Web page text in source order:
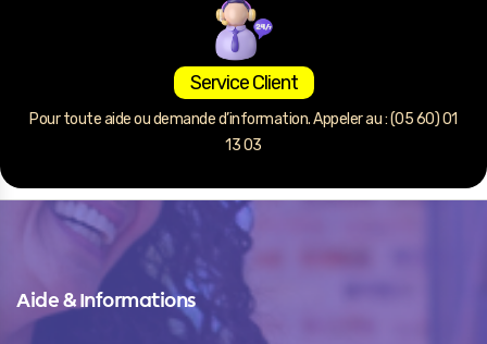
Service Client
Pour toute aide ou demande d’information. Appeler au : (05 60) 01
13 03
Aide & Informations